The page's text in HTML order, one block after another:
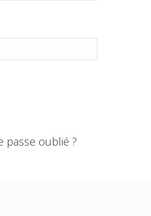
passe oublié ?